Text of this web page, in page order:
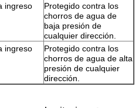
ingreso
Protegido contra los
chorros de agua de
baja presión de
cualquier dirección.
ingreso
Protegido contra los
chorros de agua de alta
presión de cualquier
dirección.